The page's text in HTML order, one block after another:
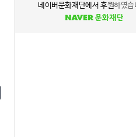
네이버문화재단에서 후원하였습